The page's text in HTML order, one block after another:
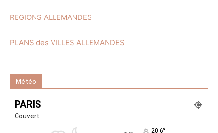
REGIONS ALLEMANDES
PLANS des VILLES ALLEMANDES
Météo
PARIS
Couvert
20.6°